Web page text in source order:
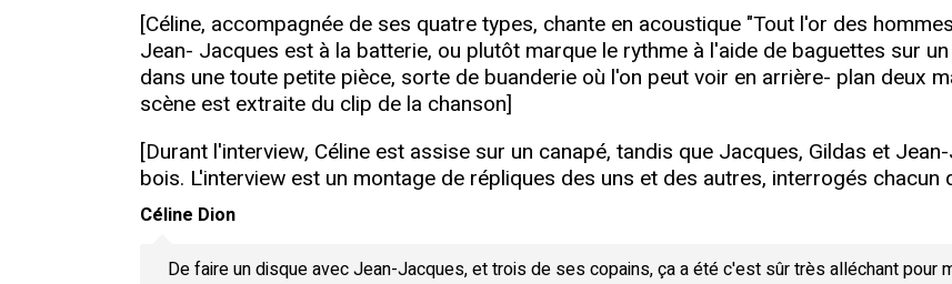
[Céline, accompagnée de ses quatre types, chante en acoustique "Tout l'or des
Jean- Jacques est à la batterie, ou plutôt marque le rythme à l'aide de baguettes sur
dans une toute petite pièce, sorte de buanderie où l'on peut voir en arrière- plan deux
scène est extraite du clip de la chanson]
[Durant l'interview, Céline est assise sur un canapé, tandis que Jacques, Gildas et
bois. L'interview est un montage de répliques des uns et des autres, interrogés chacun
Céline Dion
De faire un disque avec Jean-Jacques, et trois de ses copains, ça a été c'est sûr très alléchant pour